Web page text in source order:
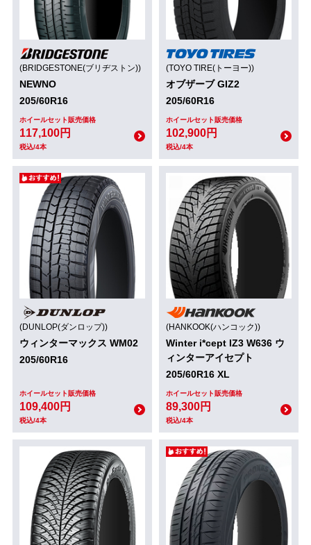
(BRIDGESTONE(ブリヂストン))
NEWNO
205/60R16
ホイールセット販売価格
117,100円
税込/4本
(TOYO TIRE(トーヨー))
オブザーブ GIZ2
205/60R16
ホイールセット販売価格
102,900円
税込/4本
(DUNLOP(ダンロップ))
ウィンターマックス WM02
205/60R16
ホイールセット販売価格
109,400円
税込/4本
(HANKOOK(ハンコック))
Winter i*cept IZ3 W636 ウ
ィンターアイセプト
205/60R16 XL
ホイールセット販売価格
89,300円
税込/4本